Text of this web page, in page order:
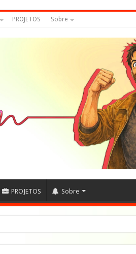
PROJETOS Sobre
PROJETOS Sobre